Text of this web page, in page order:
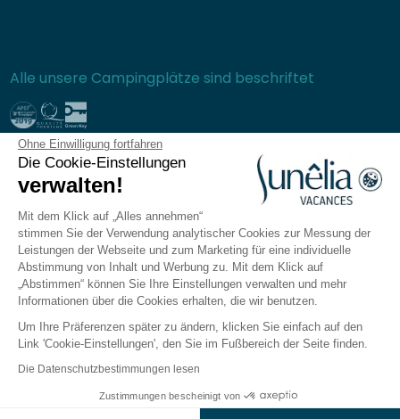
Ohne Einwilligung fortfahren
Die Cookie-Einstellungen
verwalten!
Mit dem Klick auf „Alles annehmen“
stimmen Sie der Verwendung analytischer Cookies zur Messung der
Leistungen der Webseite und zum Marketing für eine individuelle
Abstimmung von Inhalt und Werbung zu. Mit dem Klick auf
„Abstimmen“ können Sie Ihre Einstellungen verwalten und mehr
Informationen über die Cookies erhalten, die wir benutzen.
Um Ihre Präferenzen später zu ändern, klicken Sie einfach auf den
Link 'Cookie-Einstellungen', den Sie im Fußbereich der Seite finden.
Die Datenschutzbestimmungen lesen
Zustimmungen bescheinigt von
Ergebnisse auf der Karte anzeigen
Alle unsere Campingplätze sind beschriftet
Sichere Bezahlung
Häufig gestellte Fragen
Allgemeine Verkaufsbedingungen
Datenschutzrichtlinie
Rechtliche Hinweise
Seitenverzeichnis
Cookie-Einstellungen verwalten
Die Sunêlia-App